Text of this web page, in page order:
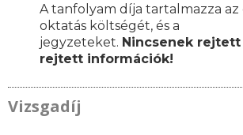
A tanfolyam díja tartalmazza
oktatás költségét, és a
jegyzeteket. Nincsenek
rejtett információk!
Vizsgadíj